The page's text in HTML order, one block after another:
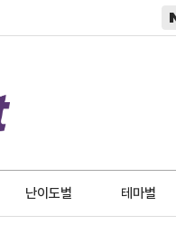
난이도별 테마별